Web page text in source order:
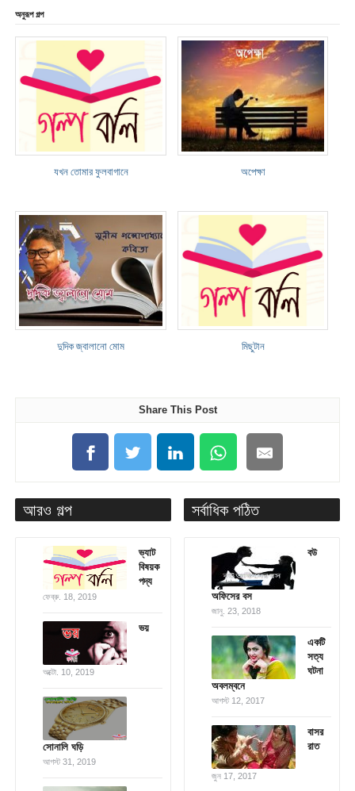
অনুরূপ গল্প
যখন তোমার ফুলবাগানে অপেক্ষা
দুদিক জ্বালানো মোম মিছুটান
Share This Post
আরও গল্প
ভ্যাট
বিষয়ক
পদ্য
ফেব্রু. 18, 2019
ভয়
অক্টো. 10, 2019
সোনালি ঘড়ি
আগস্ট 31, 2019
সর্বাধিক পঠিত
বউ
অফিসের বস
জানু. 23, 2018
একটি
সত্য
ঘটনা
অবলম্বনে
আগস্ট 12, 2017
বাসর
রাত
জুন 17, 2017